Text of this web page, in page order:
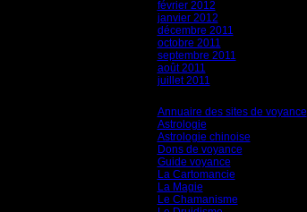
février 2012
janvier 2012
décembre 2011
octobre 2011
septembre 2011
août 2011
juillet 2011
Annuaire des sites de voyance
Astrologie
Astrologie chinoise
Dons de voyance
Guide voyance
La Cartomancie
La Magie
Le Chamanisme